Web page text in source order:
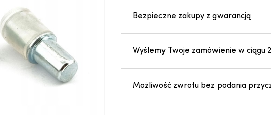
Bezpieczne zakupy z gwarancją
Wyślemy Twoje zamówienie w ciągu
Możliwość zwrotu bez podania